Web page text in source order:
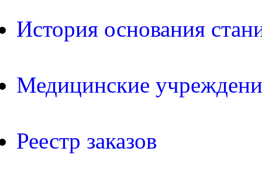
История основания
Медицинские
Реестр заказов